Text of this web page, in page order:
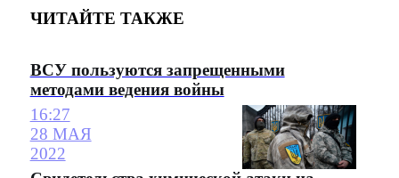
ЧИТАЙТЕ ТАКЖЕ
ВСУ пользуются запрещенными
методами ведения войны
16:27
28 МАЯ
2022